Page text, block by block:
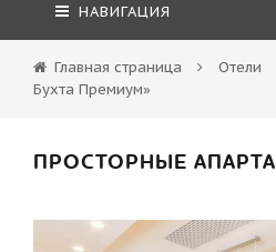
НАВИГАЦИЯ
Главная страница Отели
Бухта Премиум»
ПРОСТОРНЫЕ